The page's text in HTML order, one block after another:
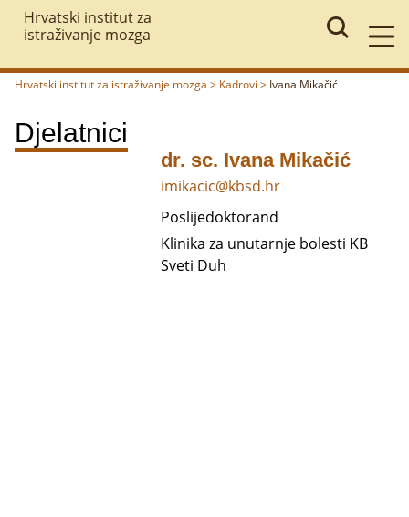
Hrvatski institut za
istraživanje mozga
Hrvatski institut za istraživanje mozga > Kadrovi > Ivana Mikačić
Djelatnici
Povratak
dr. sc. Ivana Mikačić
imikacic@kbsd.hr
Poslijedoktorand
Klinika za unutarnje bolesti KB
Sveti Duh